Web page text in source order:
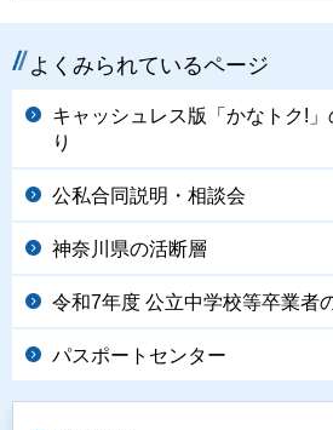
よくみられているページ
キャッシュレス版「かなトク!
り
公私合同説明・相談会
神奈川県の活断層
令和7年度 公立中学校等卒業者
パスポートセンター